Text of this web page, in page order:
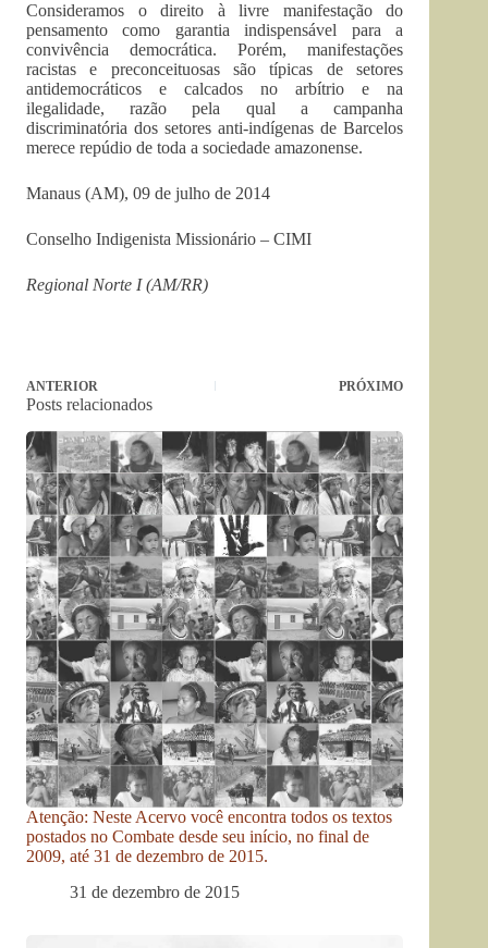
Consideramos o direito à livre manifestação do
pensamento como garantia indispensável para a
convivência democrática. Porém, manifestações
racistas e preconceituosas são típicas de setores
antidemocráticos e calcados no arbítrio e na
ilegalidade, razão pela qual a campanha
discriminatória dos setores anti-indígenas de Barcelos
merece repúdio de toda a sociedade amazonense.
Manaus (AM), 09 de julho de 2014
Conselho Indigenista Missionário – CIMI
Regional Norte I (AM/RR)
ANTERIOR PRÓXIMO
Posts relacionados
Atenção: Neste Acervo você encontra todos os textos
postados no Combate desde seu início, no final de
2009, até 31 de dezembro de 2015.
31 de dezembro de 2015